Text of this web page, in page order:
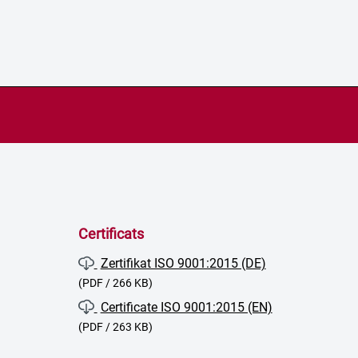
Certificats
Zertifikat ISO 9001:2015 (DE)
(PDF / 266 KB)
Certificate ISO 9001:2015 (EN)
(PDF / 263 KB)